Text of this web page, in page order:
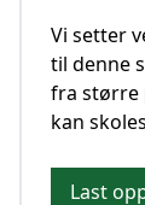
Vi setter
til denne
fra større
kan
Last